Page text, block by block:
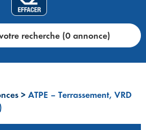
recherche (0 annonce)
> ATPE – Terrassement, VRD